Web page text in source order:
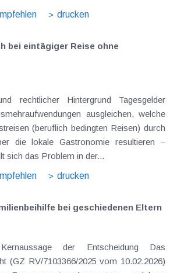
drucken
bei eintägiger Reise ohne
Hintergrund Tagesgelder
ausgleichen, welche
(beruflich bedingten Reisen) durch
die lokale Gastronomie resultieren –
sich das Problem in der...
drucken
bei geschiedenen Eltern
der Entscheidung Das
(GZ RV/7103366/2025 vom 10.02.2026)